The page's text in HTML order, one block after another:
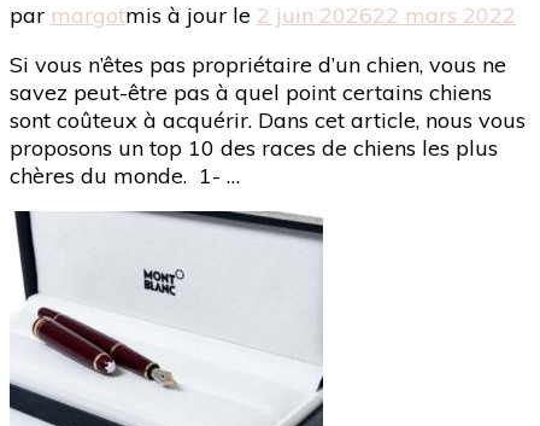
par margotmis à jour le 2 juin 202622 mars 2022
Si vous n’êtes pas propriétaire d’un chien, vous ne
savez peut-être pas à quel point certains chiens
sont coûteux à acquérir. Dans cet article, nous vous
proposons un top 10 des races de chiens les plus
chères du monde. 1- …